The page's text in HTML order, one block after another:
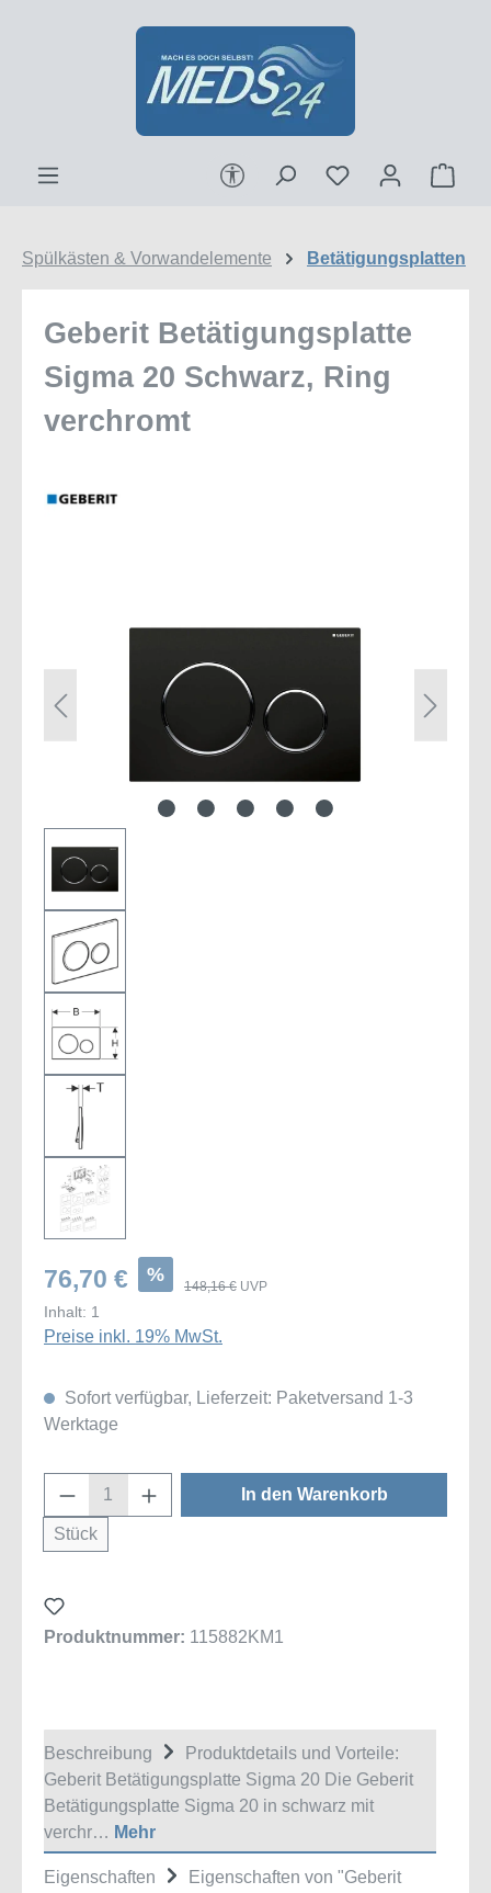
Zum Hauptinhalt springen
Werkzeugleiste anzeigen
Spülkästen & Vorwandelemente Betätigungsplatten
Geberit Betätigungsplatte
Sigma 20 Schwarz, Ring
verchromt
76,70 € %
148,16 € UVP
Inhalt: 1
Preise inkl. 19% MwSt.
Sofort verfügbar, Lieferzeit: Paketversand 1-3
Werktage
Produkt Anzahl: Gib den gewünschten
Stück
In den Warenkorb
Produktnummer: 115882KM1
Beschreibung
Produktdetails und Vorteile:
Geberit Betätigungsplatte Sigma 20 Die Geberit
Betätigungsplatte Sigma 20 in schwarz mit
verchr… Mehr
Eigenschaften
Eigenschaften von "Geberit